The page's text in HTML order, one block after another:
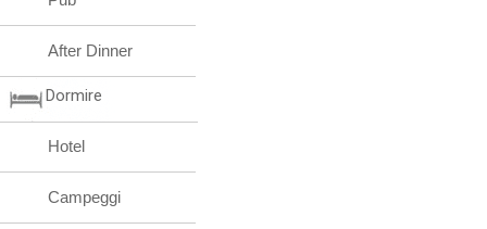
After Dinner
Dormire
Hotel
Campeggi